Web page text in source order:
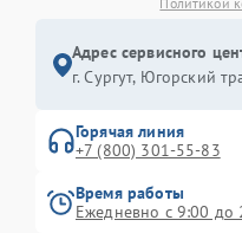
Адрес сервисного
г. Сургут, Югорский
Горячая линия
+7 (800) 301-55-83
Время работы
Ежедневно с 9:00 до